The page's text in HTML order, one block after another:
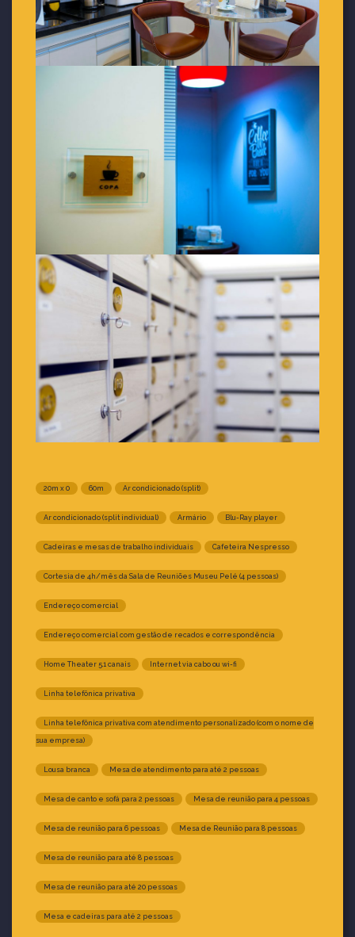
20m x 0 60m Ar condicionado (split)
Ar condicionado (split individual) Armário Blu-Ray player
Cadeiras e mesas de trabalho individuais Cafeteira Nespresso
Cortesia de 4h/mês da Sala de Reuniões Museu Pelé (4 pessoas)
Endereço comercial
Endereço comercial com gestão de recados e correspondência
Home Theater 5.1 canais Internet via cabo ou wi-fi
Linha telefônica privativa
Linha telefônica privativa com atendimento personalizado (com o nome de
sua empresa)
Lousa branca Mesa de atendimento para até 2 pessoas
Mesa de canto e sofá para 2 pessoas Mesa de reunião para 4 pessoas
Mesa de reunião para 6 pessoas Mesa de Reunião para 8 pessoas
Mesa de reunião para até 8 pessoas
Mesa de reunião para até 20 pessoas
Mesa e cadeiras para até 2 pessoas